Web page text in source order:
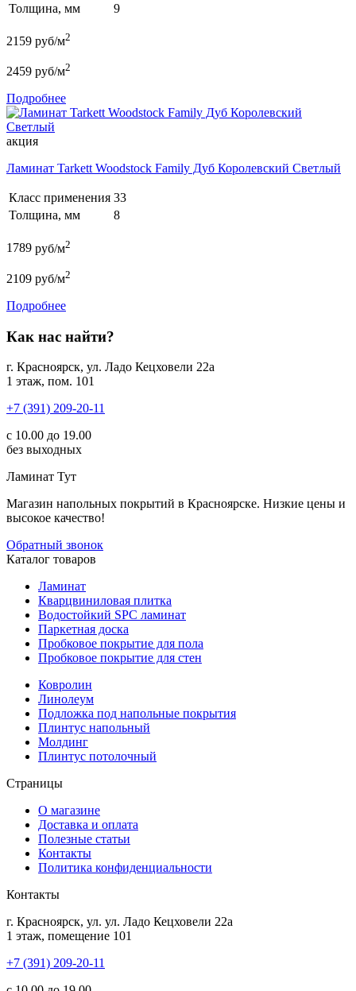
Толщина, мм
9
2159 руб/м2
2459 руб/м2
Подробнее
акция
Ламинат Tarkett Woodstock Family Дуб Королевский Светлый
Класс применения 33
Толщина, мм
8
1789 руб/м2
2109 руб/м2
Подробнее
Как нас найти?
г. Красноярск, ул. Ладо Кецховели 22а
1 этаж, пом. 101
+7 (391) 209-20-11
с 10.00 до 19.00
без выходных
Ламинат Тут
Магазин напольных покрытий в Красноярске. Низкие цены и
высокое качество!
Обратный звонок
Каталог товаров
Ламинат
Кварцвиниловая плитка
Водостойкий SPC ламинат
Паркетная доска
Пробковое покрытие для пола
Пробковое покрытие для стен
Ковролин
Линолеум
Подложка под напольные покрытия
Плинтус напольный
Молдинг
Плинтус потолочный
Страницы
О магазине
Доставка и оплата
Полезные статьи
Контакты
Политика конфиденциальности
Контакты
г. Красноярск, ул. ул. Ладо Кецховели 22а
1 этаж, помещение 101
+7 (391) 209-20-11